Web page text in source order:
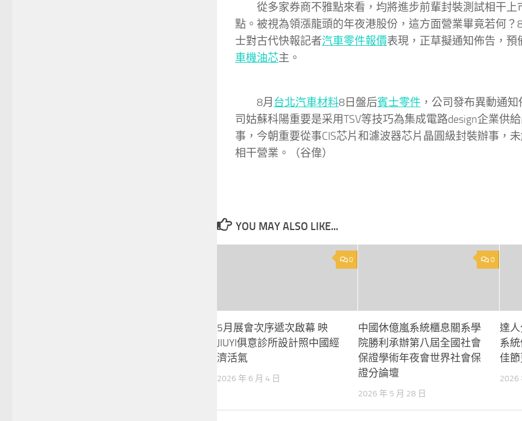
從多家券商不雅點來看，均將進步前輩封裝測試相干上
點。被視為領漲龍頭的年夜港股份，這方面營業畢竟若何？
士對古代快報記者汽車零件報價表現，正草擬通知佈告，預
車機油芯主。
8月 台北汽車材料8日盤后賓士零件 ，公司發布異動通
司姑蘇科陽重要是采用TSV等技巧為集成電路design企業供
事，今朝重要從事CIS芯片和濾波器芯片晶圓級封裝辦事，
相干營業。（谷偉）
YOU MAY ALSO LIKE...
0
5月展會次序遞次啟幕 映
JIUYI俱意診所設計照中國經
濟活氣
2026 年 6 月 4 日
0
中國休億嵐系統櫃息關系學
院勝利承辦第八屆全國社會
保證學術年夜會世界社會保
證分論壇
2026 年 5 月 28 日
達
系
佳
2026